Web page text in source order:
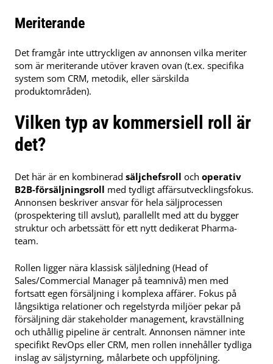
Meriterande
Det framgår inte uttryckligen av annonsen vilka meriter
som är meriterande utöver kraven ovan (t.ex. specifika
system som CRM, metodik, eller särskilda
produktområden).
Vilken typ av kommersiell roll är
det?
Det här är en kombinerad säljchefsroll och operativ
B2B-försäljningsroll med tydligt affärsutvecklingsfokus.
Annonsen beskriver ansvar för hela säljprocessen
(prospektering till avslut), parallellt med att du bygger
struktur och arbetssätt för ett nytt dedikerat Pharma-
team.
Rollen ligger nära klassisk säljledning (Head of
Sales/Commercial Manager på teamnivå) men med
fortsatt egen försäljning i komplexa affärer. Fokus på
långsiktiga relationer och regelstyrda miljöer pekar på
försäljning där stakeholder management, kravställning
och uthållig pipeline är centralt. Annonsen nämner inte
specifikt RevOps eller CRM, men rollen innehåller tydliga
inslag av säljstyrning, målarbete och uppföljning.